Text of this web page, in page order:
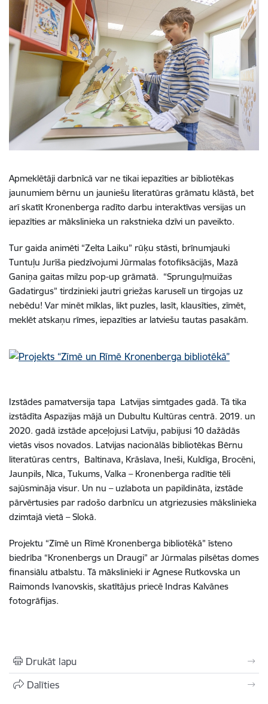
Apmeklētāji darbnīcā var ne tikai iepazīties ar bibliotēkas
jaunumiem bērnu un jauniešu literatūras grāmatu klāstā, bet
arī skatīt Kronenberga radīto darbu interaktīvas versijas un
iepazīties ar mākslinieka un rakstnieka dzīvi un paveikto.
Tur gaida animēti “Zelta Laiku” rūķu stāsti, brīnumjauki
Tuntuļu Jurīša piedzīvojumi Jūrmalas fotofiksācijās, Mazā
Ganiņa gaitas milzu pop-up grāmatā. “Sprunguļmuižas
Gadatirgus” tirdzinieki jautri griežas karuselī un tirgojas uz
nebēdu! Var minēt mīklas, likt puzles, lasīt, klausīties, zīmēt,
meklēt atskaņu rīmes, iepazīties ar latviešu tautas pasakām.
Izstādes pamatversija tapa Latvijas simtgades gadā. Tā tika
izstādīta Aspazijas mājā un Dubultu Kultūras centrā. 2019. un
2020. gadā izstāde apceļojusi Latviju, pabijusi 10 dažādās
vietās visos novados. Latvijas nacionālās bibliotēkas Bērnu
literatūras centrs, Baltinava, Krāslava, Ineši, Kuldīga, Brocēni,
Jaunpils, Nīca, Tukums, Valka – Kronenberga radītie tēli
sajūsmināja visur. Un nu – uzlabota un papildināta, izstāde
pārvērtusies par radošo darbnīcu un atgriezusies mākslinieka
dzimtajā vietā – Slokā.
Projektu “Zīmē un Rīmē Kronenberga bibliotēkā” īsteno
biedrība “Kronenbergs un Draugi” ar Jūrmalas pilsētas domes
finansiālu atbalstu. Tā mākslinieki ir Agnese Rutkovska un
Raimonds Ivanovskis, skatītājus priecē Indras Kalvānes
fotogrāfijas.
Drukāt lapu
Dalīties